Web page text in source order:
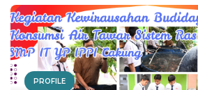
PROFILE